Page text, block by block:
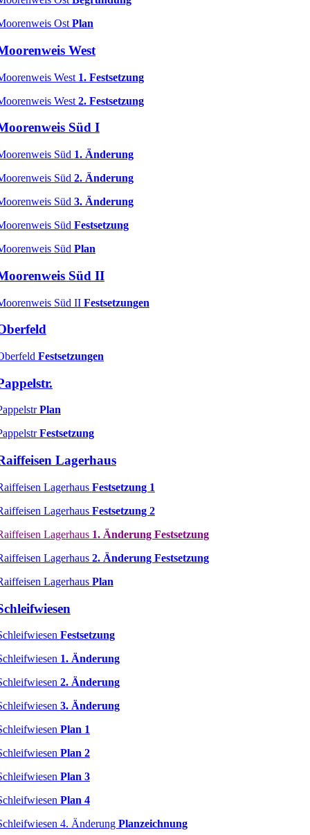
Ost Plan
West
West 1. Festsetzung
West 2. Festsetzung
Süd I
Süd 1. Änderung
Süd 2. Änderung
Süd 3. Änderung
Süd Festsetzung
Süd Plan
Süd II
Süd II Festsetzungen
Festsetzungen
Plan
Festsetzung
Lagerhaus
Lagerhaus Festsetzung 1
Lagerhaus Festsetzung 2
Lagerhaus1. Änderung Festsetzung
Lagerhaus 2. Änderung Festsetzung
Lagerhaus Plan
Festsetzung
1. Änderung
2. Änderung
3. Änderung
Plan 1
Plan 2
Plan 3
Plan 4
4. Änderung Planzeichnung